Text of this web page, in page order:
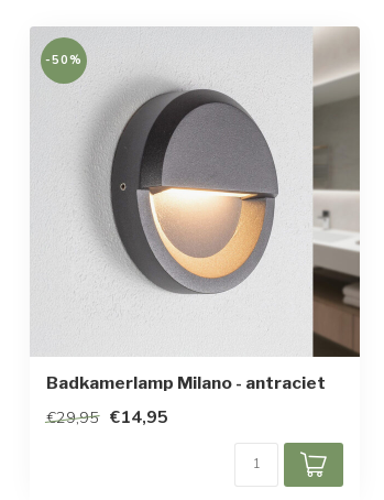
Opwarmtijd
Gemiddelde levensduur
Kleur armatuur
Materiaal
Afmetingen
Beschermingsgraad
Beschermingsklasse
-50%
Badkamerlamp Milano - antraciet
€29,95 €14,95